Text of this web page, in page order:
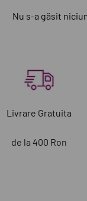
Nu s-a găsit
Livrare Gratuita
de la 400 Ron